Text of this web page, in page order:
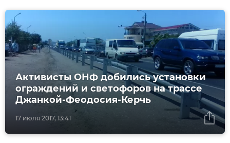
17 июля 2017, 13:41
Активисты ОНФ добились установки
ограждений и светофоров на трассе
Джанкой-Феодосия-Керчь